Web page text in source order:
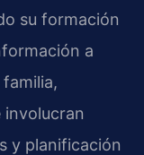
su formación
a
y planificación